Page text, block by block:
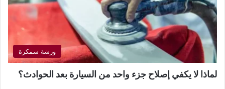
ورشة سمكرة
لماذا لا يكفي إصلاح جزء واحد من السيارة بعد الحوادث؟